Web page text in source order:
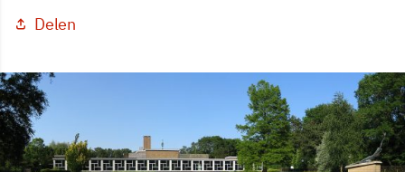
Delen